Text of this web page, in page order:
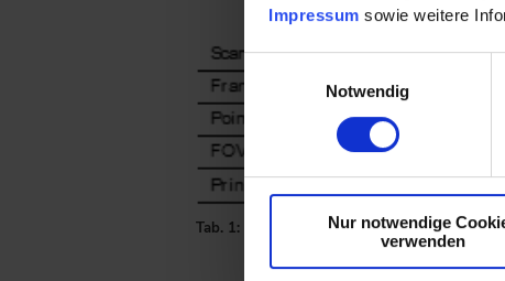
Impressum sowie weitere
Notwendig
Nur notwendige
verwenden
Tab. 1: Getestete Sensoren (Quelle: [1])